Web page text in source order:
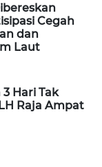
Cegah
dan
Laut
Hari Tak
Raja Ampat